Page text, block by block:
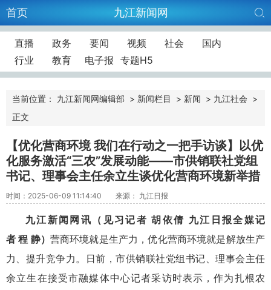
首页 九江新闻网
直播 政务 要闻 视频 社会
国内
行业
教育 电子报 专题H5
当前位置： 九江新闻网编辑部 > 新闻栏目 > 新闻 > 九江社会 >
正文
【优化营商环境 我们在行动之一把手访谈】以优
化服务激活“三农”发展动能——市供销联社党组
书记、理事会主任余立生谈优化营商环境新举措
时间：2025-06-09 11:14:40 来源： 九江日报
九江新闻网讯（见习记者 胡依倩 九江日报全媒记
者 程 静） 营商环境就是生产力，优化营商环境就是解放生产
力、提升竞争力。日前，市供销联社党组书记、理事会主任
余立生在接受市融媒体中心记者采访时表示，作为扎根农